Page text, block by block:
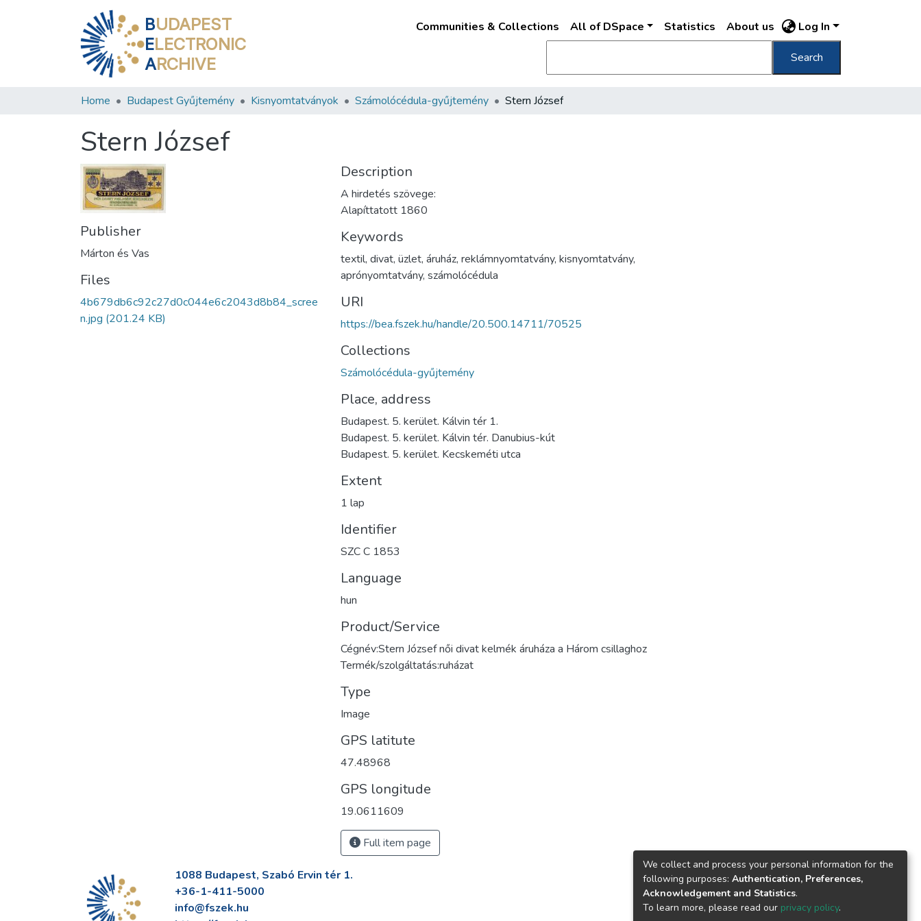
BUDAPEST
ELECTRONIC
ARCHIVE
Communities & Collections All of DSpace Statistics About us Log In
Search
Home Budapest Gyűjtemény Kisnyomtatványok Számolócédula-gyűjtemény Stern József
Stern József
Publisher
Márton és Vas
Files
4b679db6c92c27d0c044e6c2043d8b84_scree
n.jpg (201.24 KB)
Description
A hirdetés szövege:
Alapíttatott 1860
Keywords
textil, divat, üzlet, áruház, reklámnyomtatvány, kisnyomtatvány,
aprónyomtatvány, számolócédula
URI
https://bea.fszek.hu/handle/20.500.14711/70525
Collections
Számolócédula-gyűjtemény
Place, address
Budapest. 5. kerület. Kálvin tér 1.
Budapest. 5. kerület. Kálvin tér. Danubius-kút
Budapest. 5. kerület. Kecskeméti utca
Extent
1 lap
Identifier
SZC C 1853
Language
hun
Product/Service
Cégnév:Stern József női divat kelmék áruháza a Három csillaghoz
Termék/szolgáltatás:ruházat
Type
Image
GPS latitute
47.48968
GPS longitude
19.0611609
Full item page
1088 Budapest, Szabó Ervin tér 1.
+36-1-411-5000
info@fszek.hu
We collect and process your personal information for the
following purposes: Authentication, Preferences,
Acknowledgement and Statistics.
To learn more, please read our privacy policy.